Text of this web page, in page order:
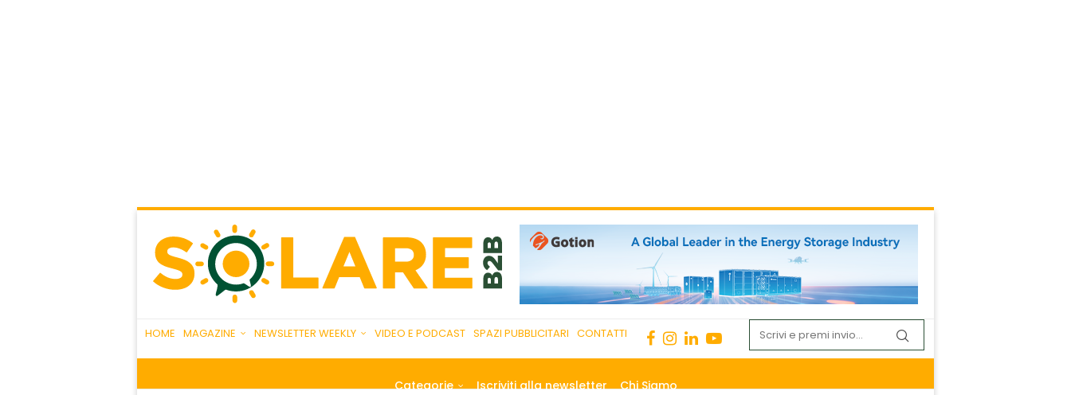
HOME MAGAZINE NEWSLETTER WEEKLY VIDEO E PODCAST SPAZI PUBBLICITARI CONTATTI
Categorie Iscriviti alla newsletter Chi Siamo